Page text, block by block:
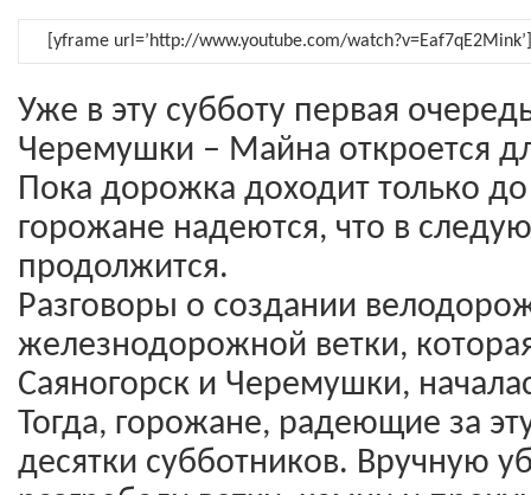
[yframe url=’http://www.youtube.com/watch?v=Eaf7qE2Mink’]
Уже в эту субботу первая
Черемушки – Майна откроется
Пока дорожка доходит только
горожане надеются, что в
продолжится.
Разговоры о создании
железнодорожной ветки,
Саяногорск и Черемушки,
Тогда, горожане, радеющие за
десятки субботников. Вручную